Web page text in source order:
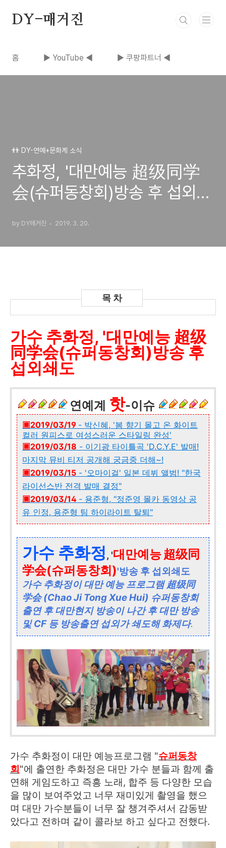
DY-매거진
홈 ▶ YouTube ◀ ▶ 쿠팡파트너 ◀
👬 DY-연예+문화계 소식
추화정, '대만예능 超级同学
会(슈퍼동창회)방송 후 섭외쇄
by DY매거진 2019. 3. 20.
가수 추화정, '대만예능 超级
同学会(슈퍼동창회)방송 후
섭외쇄도
연예계 핫-이슈
▣2019/03/19 - 박신혜, '봄 향기 몰고 온 화이트
컬러 원피스로 여성스러운 스타일링 완성'
▣2019/03/18 - 이기광 타이틀곡 'D.C.Y.E' 발매!
마지막 뮤비 티저 공개해 궁금중 더해~!
▣2019/03/15 - '오마이걸' 일본 데뷔 앨범! "한국
라이선스반 전격 발매 결정"
▣2019/03/14 - 용준형, "정준영 몰카 동영상 공
유 인정, 용준형 팀 하이라이트 탈퇴"
가수 추화정, '대만예능超级同
学会(슈퍼동창회)'방송 후 섭외쇄도
가수 추화정이 대만 예능 프로그램 超级同
学会 (Chao Ji Tong Xue Hui) 슈퍼동창회
출연 후 대만현지 방송이 나간 후 대만 방송
및 CF 등 방송출연 섭외가 쇄도해 화제다.
가수 추화정이 대만 예능프로그램 "슈퍼동창
회 "에 출연한 추화정은 대만 가수 분들과 함께 출
연해 게임도하고 즉흥 노래, 합주 등 다양한 모습
을 많이 보여주었고 너무 재미있게 촬영을 했으
며 대만 가수분들이 너무 잘 챙겨주셔서 감동받
았다고 전하며 같이 콜라보 하고 싶다고 전했다.